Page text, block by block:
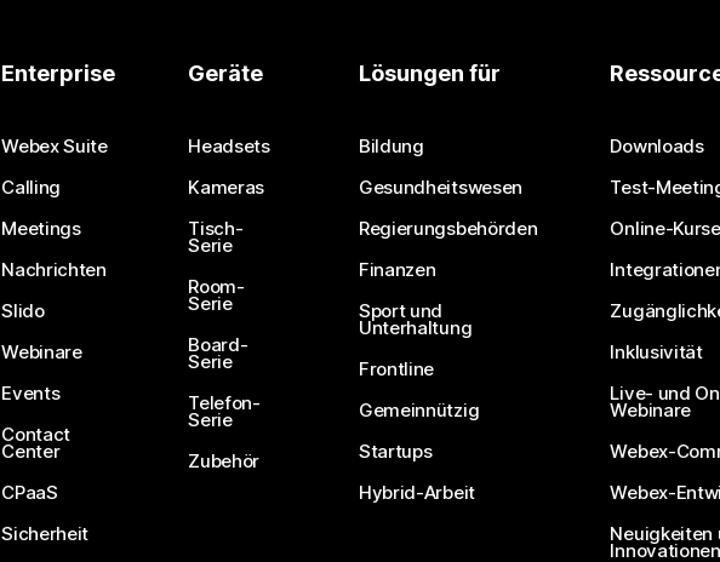
Enterprise
Webex Suite
Calling
Meetings
Nachrichten
Slido
Webinare
Events
Contact
Center
CPaaS
Sicherheit
Geräte
Headsets
Kameras
Tisch-
Serie
Room-
Serie
Board-
Serie
Telefon-
Serie
Zubehör
Lösungen für
Bildung
Gesundheitswesen
Regierungsbehörden
Finanzen
Sport und
Unterhaltung
Frontline
Gemeinnützig
Startups
Hybrid-Arbeit
Downloads
Test-
Online-Kurse
Inklusivität
Live- und
Webinare
Webex-
Webex-
Neuigkeiten
Innovationen